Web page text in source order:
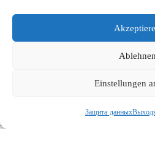
Ablehnen
Einstellungen
Защита данных
Шаг за шагом кправильному
Выходные данные
Поиск